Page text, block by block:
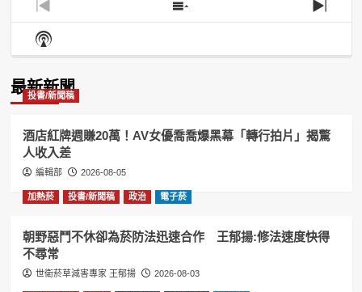
Previous
Episode
Show
Episodes
Next
Show
Podcast
最新新聞
投書/新聞稿
酒店紅牌週賺20萬！AV女優喬喬爆黑幕「轉行拍片」揭驚
人收入差
編輯部 2026-08-05
加熱菸 投書/新聞稿 政治 電子菸
朝野惡鬥不休卻為菸防法迅速合作 王郁揚:修法速度快得
不尋常
世衛菸草減害專家 王郁揚 2026-08-03